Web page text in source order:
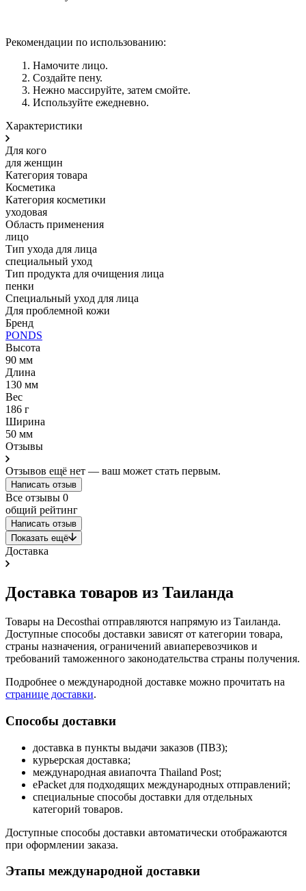
Рекомендации по использованию:
Намочите лицо.
Создайте пену.
Нежно массируйте, затем смойте.
Используйте ежедневно.
Характеристики
Для кого
для женщин
Категория товара
Косметика
Категория косметики
уходовая
Область применения
лицо
Тип ухода для лица
специальный уход
Тип продукта для очищения лица
пенки
Специальный уход для лица
Для проблемной кожи
Бренд
PONDS
Высота
90 мм
Длина
130 мм
Вес
186 г
Ширина
50 мм
Отзывы
Отзывов ещё нет — ваш может стать первым.
Написать отзыв
Все отзывы 0
общий рейтинг
Написать отзыв
Показать ещё
Доставка
Доставка товаров из Таиланда
Товары на Decosthai отправляются напрямую из Таиланда.
Доступные способы доставки зависят от категории товара,
страны назначения, ограничений авиаперевозчиков и
требований таможенного законодательства страны получения.
Подробнее о международной доставке можно прочитать на
странице доставки.
Способы доставки
доставка в пункты выдачи заказов (ПВЗ);
курьерская доставка;
международная авиапочта Thailand Post;
ePacket для подходящих международных отправлений;
специальные способы доставки для отдельных
категорий товаров.
Доступные способы доставки автоматически отображаются
при оформлении заказа.
Этапы международной доставки